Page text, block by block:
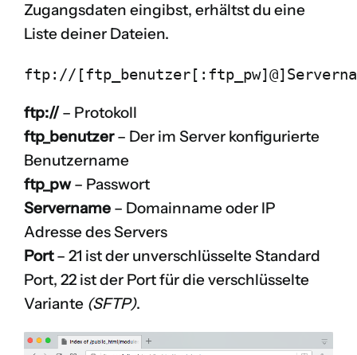
Zugangsdaten eingibst, erhältst du eine
Liste deiner Dateien.
ftp://
ftp://– Protokoll
ftp_benutzer– Der im Server konfigurierte
Benutzername
ftp_pw– Passwort
Servername – Domainname oder IP
Adresse des Servers
Port– 21 ist der unverschlüsselte Standard
Port, 22 ist der Port für die verschlüsselte
Variante (SFTP).